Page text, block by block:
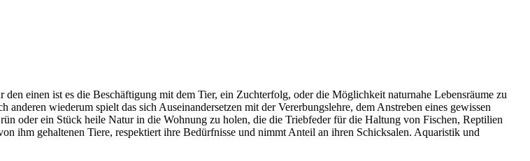
einen ist es die Beschäftigung mit dem Tier, ein Zuchterfolg, oder die Möglichkeit naturnahe Lebensräume zu
wiederum spielt das sich Auseinandersetzen mit der Vererbungslehre, dem Anstreben eines gewissen
oder ein Stück heile Natur in die Wohnung zu holen, die die Triebfeder für die Haltung von Fischen, Reptilien
ihm gehaltenen Tiere, respektiert ihre Bedürfnisse und nimmt Anteil an ihren Schicksalen. Aquaristik und